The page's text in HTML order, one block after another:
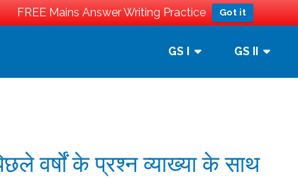
FREE Mains Answer Writing Practice Got it
GS I GS II
वर्षों के प्रश्न व्याख्या के साथ